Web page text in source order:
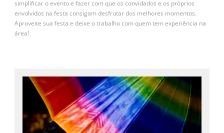
simplificar o evento e fazer com que os convidados e os próprios
envolvidos na festa consigam desfrutar dos melhores momentos.
Aproveite sua festa e deixe o trabalho com quem tem experiência na
área!